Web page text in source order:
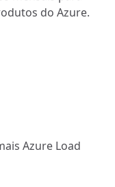
do Azure.
Azure Load